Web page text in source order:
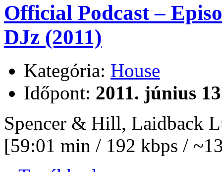
Official Podcast –
DJz (2011)
Kategória: House
Időpont: 2011. június
Spencer & Hill, Laidback
[59:01 min / 192 kbps /